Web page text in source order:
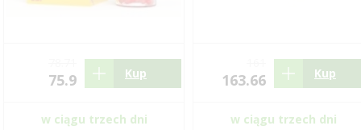
75.9 Kup
w ciągu trzech dni
163.66 Kup
w ciągu trzech dni